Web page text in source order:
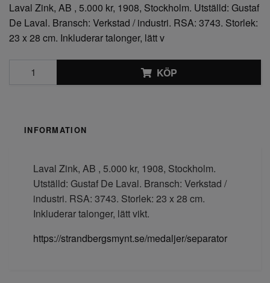
Laval Zink, AB , 5.000 kr, 1908, Stockholm. Utställd: Gustaf
De Laval. Bransch: Verkstad / industri. RSA: 3743. Storlek:
23 x 28 cm. Inkluderar talonger, lätt v
KÖP
INFORMATION
Laval Zink, AB , 5.000 kr, 1908, Stockholm.
Utställd: Gustaf De Laval. Bransch: Verkstad /
industri. RSA: 3743. Storlek: 23 x 28 cm.
Inkluderar talonger, lätt vikt.
https://strandbergsmynt.se/medaljer/separator